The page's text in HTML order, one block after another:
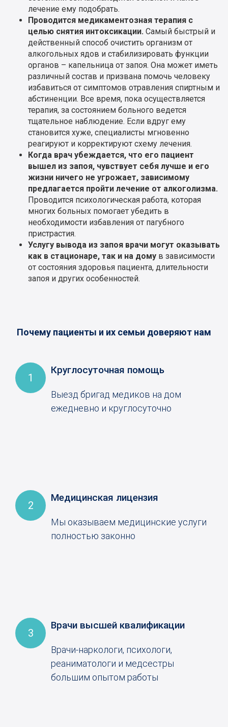
лечение ему подобрать.
Проводится медикаментозная терапия с
целью снятия интоксикации. Самый быстрый и
действенный способ очистить организм от
алкогольных ядов и стабилизировать функции
органов – капельница от запоя. Она может иметь
различный состав и призвана помочь человеку
избавиться от симптомов отравления спиртным и
абстиненции. Все время, пока осуществляется
терапия, за состоянием больного ведется
тщательное наблюдение. Если вдруг ему
становится хуже, специалисты мгновенно
реагируют и корректируют схему лечения.
Когда врач убеждается, что его пациент
вышел из запоя, чувствует себя лучше и его
жизни ничего не угрожает, зависимому
предлагается пройти лечение от алкоголизма.
Проводится психологическая работа, которая
многих больных помогает убедить в
необходимости избавления от пагубного
пристрастия.
Услугу вывода из запоя врачи могут оказывать
как в стационаре, так и на дому в зависимости
от состояния здоровья пациента, длительности
запоя и других особенностей.
Почему пациенты и их семьи доверяют нам
1
Круглосуточная помощь
Выезд бригад медиков на дом
ежедневно и круглосуточно
2
Медицинская лицензия
Мы оказываем медицинские услуги
полностью законно
3
Врачи высшей квалификации
Врачи-наркологи, психологи,
реаниматологи и медсестры
большим опытом работы